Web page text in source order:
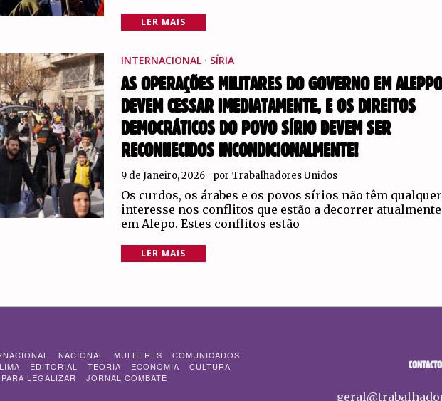
LER MAIS
INTERNACIONAL · SÍRIA
AS OPERAÇÕES MILITARES DO GOVERNO EM
DEVEM CESSAR IMEDIATAMENTE, E OS DIREITOS
DEMOCRÁTICOS DO POVO SÍRIO DEVEM SER
RECONHECIDOS INCONDICIONALMENTE!
9 de Janeiro, 2026 por Trabalhadores Unidos
Os curdos, os árabes e os povos sírios não têm qualquer
interesse nos conflitos que estão a decorrer atualmente
em Alepo. Estes conflitos estão
LER MAIS
NACIONAL MULHERES
COMUNICADOS
EDITORIAL TEORIA ECONOMIA
CULTURA
LEGALIZAR JORNAL COMBATE